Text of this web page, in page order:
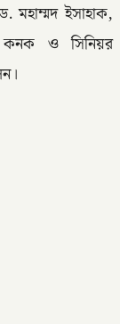
মহাম্মদ ইসাহাক,
কনক ও সিনিয়র